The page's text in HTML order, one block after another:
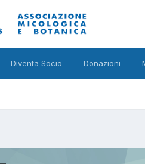
Diventa Socio Donazioni